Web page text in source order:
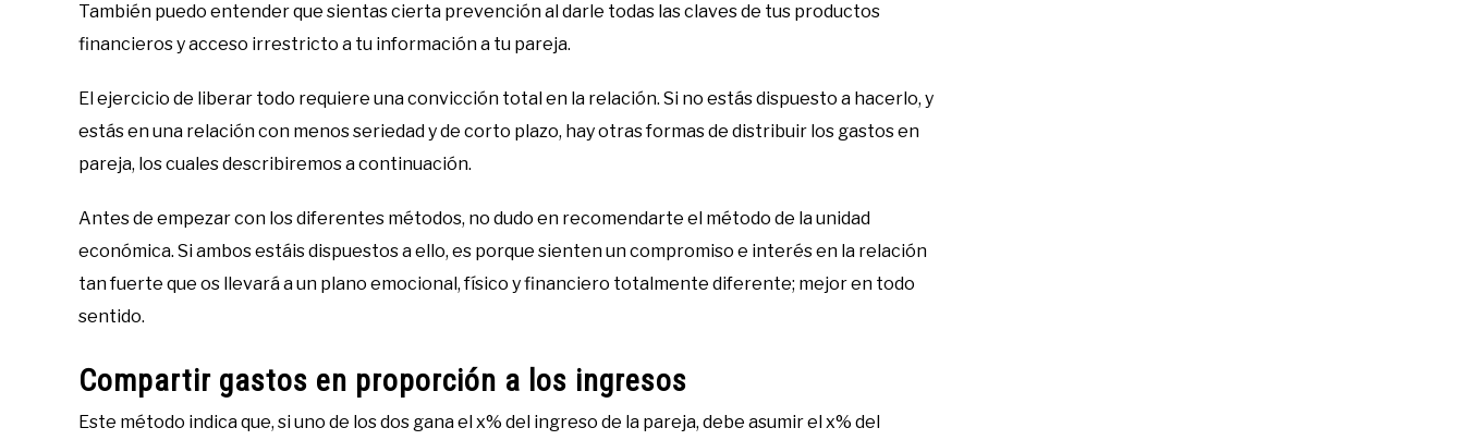
También puedo entender que sientas cierta prevención al darle todas las claves de tus productos
financieros y acceso irrestricto a tu información a tu pareja.
El ejercicio de liberar todo requiere una convicción total en la relación. Si no estás dispuesto a hacerlo, y
estás en una relación con menos seriedad y de corto plazo, hay otras formas de distribuir los gastos en
pareja, los cuales describiremos a continuación.
Antes de empezar con los diferentes métodos, no dudo en recomendarte el método de la unidad
económica. Si ambos estáis dispuestos a ello, es porque sienten un compromiso e interés en la relación
tan fuerte que os llevará a un plano emocional, físico y financiero totalmente diferente; mejor en todo
sentido.
Compartir gastos en proporción a los ingresos
Este método indica que, si uno de los dos gana el x% del ingreso de la pareja, debe asumir el x% del